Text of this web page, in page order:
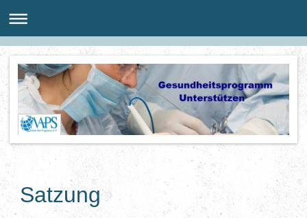
Satzung